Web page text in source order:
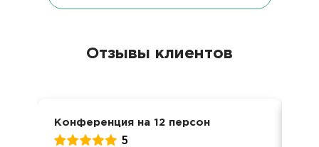
Отзывы клиентов
Конференция на 12 персон
5